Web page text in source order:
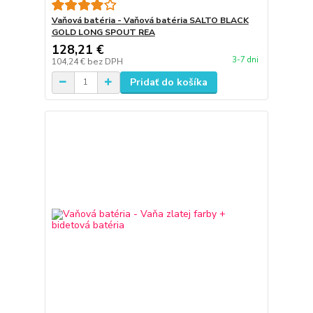
Vaňová batéria - Vaňová batéria SALTO BLACK
GOLD LONG SPOUT REA
128,21 €
104,24 € bez DPH 3-7 dni
Pridať do košíka